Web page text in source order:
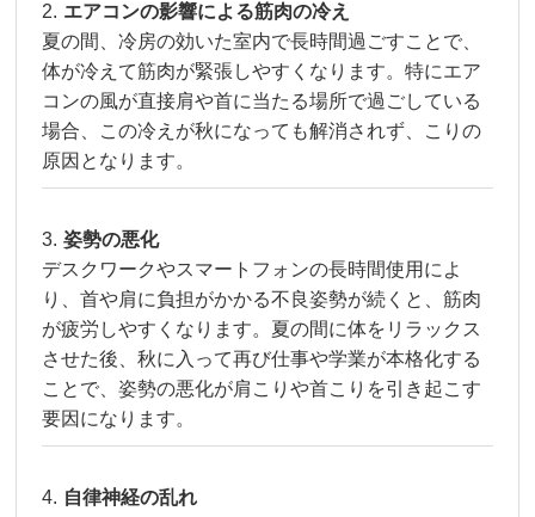
エアコンの影響による筋肉の冷え
夏の間、冷房の効いた室内で長時間過ごすことで、
体が冷えて筋肉が緊張しやすくなります。特にエア
コンの風が直接肩や首に当たる場所で過ごしている
場合、この冷えが秋になっても解消されず、こりの
原因となります。
姿勢の悪化
デスクワークやスマートフォンの長時間使用によ
り、首や肩に負担がかかる不良姿勢が続くと、筋肉
が疲労しやすくなります。夏の間に体をリラックス
させた後、秋に入って再び仕事や学業が本格化する
ことで、姿勢の悪化が肩こりや首こりを引き起こす
要因になります。
自律神経の乱れ